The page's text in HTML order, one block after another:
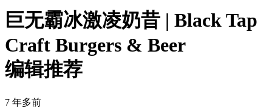
巨无霸冰激凌奶昔 | Black Tap
Craft Burgers & Beer
编辑推荐
7 年多前